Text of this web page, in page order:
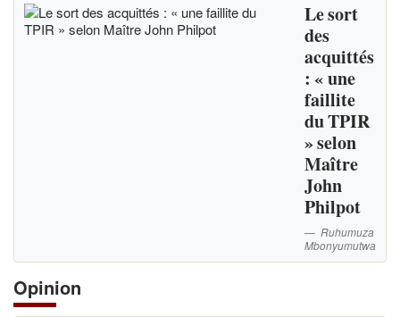
Le sort
des
acquittés
: « une
faillite
du TPIR
» selon
Maître
John
Philpot
Ruhumuza
Mbonyumutwa
Opinion